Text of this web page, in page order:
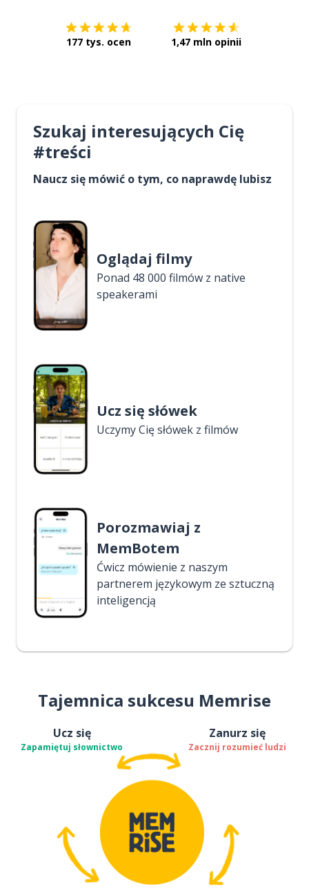
177 tys. ocen 1,47 mln opinii
Szukaj interesujących Cię
#treści
Naucz się mówić o tym, co naprawdę lubisz
Oglądaj filmy
Ponad 48 000 filmów z native
speakerami
Ucz się słówek
Uczymy Cię słówek z filmów
Porozmawiaj z
MemBotem
Ćwicz mówienie z naszym
partnerem językowym ze sztuczną
inteligencją
Tajemnica sukcesu Memrise
Ucz się
Zapamiętuj słownictwo
Zanurz się
Zacznij rozumieć ludzi